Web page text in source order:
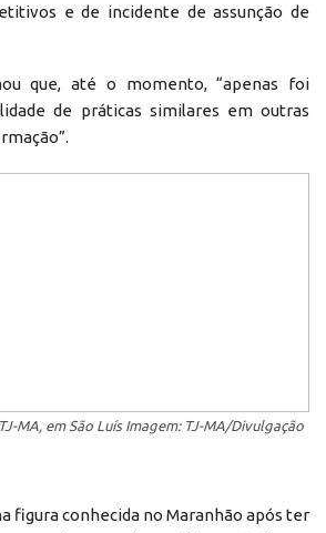
e de incidente de assunção de
que, até o momento, “apenas foi
de práticas similares em outras
MA, em São Luís Imagem: TJ-MA/Divulgação
figura conhecida no Maranhão após ter